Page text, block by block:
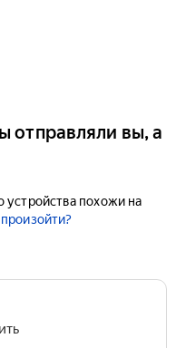
отправляли вы, а
устройства похожи на